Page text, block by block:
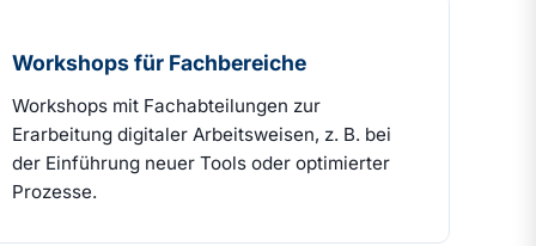
Workshops für Fachbereiche
Workshops mit Fachabteilungen zur
Erarbeitung digitaler Arbeitsweisen, z. B. bei
der Einführung neuer Tools oder optimierter
Prozesse.